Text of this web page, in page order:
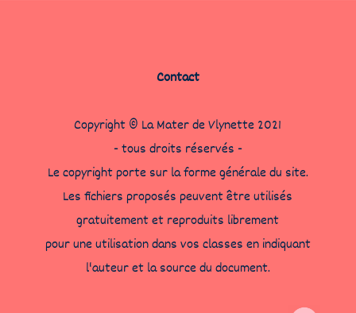
Contact
Copyright © La Mater de Vlynette 2021
- tous droits réservés -
Le copyright porte sur la forme générale du site.
Les fichiers proposés peuvent être utilisés
gratuitement et reproduits librement
pour une utilisation dans vos classes en indiquant
l'auteur et la source du document.